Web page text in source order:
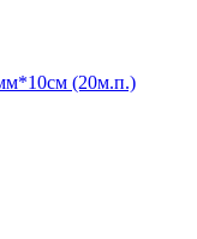
(20м.п.)